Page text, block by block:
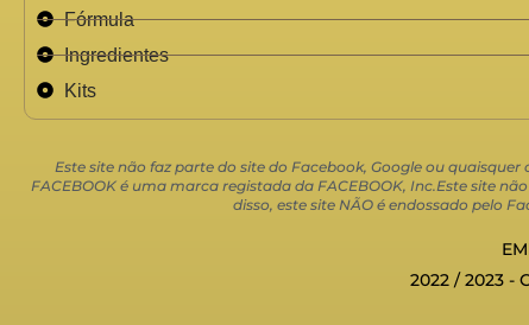
Fórmula
Ingredientes
Kits
Este site não faz parte do site do Facebook, Google ou
FACEBOOK é uma marca registada da FACEBOOK, Inc.Este site
disso, este site NÃO é endossado pelo
2022 / 2023 -